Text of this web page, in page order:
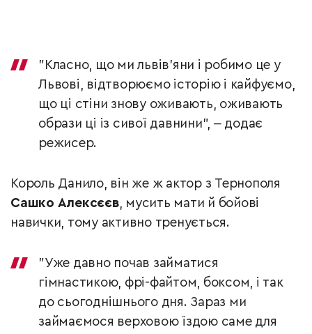
"Класно, що ми львів'яни і робимо це у
Львові, відтворюємо історію і кайфуємо,
що ці стіни знову оживають, оживають
образи ці із сивої давнини", ‒ додає
режисер.
Король Данило, він же ж актор з Тернополя
Сашко Алексєєв, мусить мати й бойові
навички, тому активно тренується.
"Уже давно почав займатися
гімнастикою, фрі-файтом, боксом, і так
до сьогоднішнього дня. Зараз ми
займаємося верховою їздою саме для